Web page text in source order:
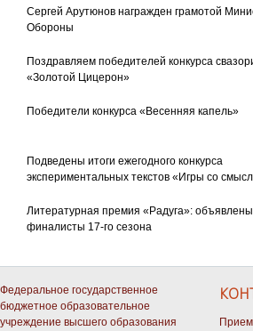
Сергей Арутюнов награжден грамотой
Обороны
Поздравляем победителей конкурса
«Золотой Цицерон»
Победители конкурса «Весенняя капель»
Подведены итоги ежегодного конкурса
экспериментальных текстов «Игры со
Литературная премия «Радуга»: объявлены
финалисты 17-го сезона
Федеральное государственное
бюджетное образовательное
учреждение высшего образования